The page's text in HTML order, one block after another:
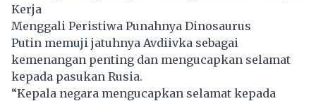
Kerja
Menggali Peristiwa Punahnya Dinosaurus
Putin memuji jatuhnya Avdiivka sebagai
kemenangan penting dan mengucapkan selamat
kepada pasukan Rusia.
“Kepala negara mengucapkan selamat kepada